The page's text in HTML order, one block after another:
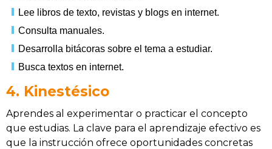
Lee libros de texto, revistas y blogs en internet.
Consulta manuales.
Desarrolla bitácoras sobre el tema a estudiar.
Busca textos en internet.
4. Kinestésico
Aprendes al experimentar o practicar el concepto
que estudias. La clave para el aprendizaje efectivo es
que la instrucción ofrece oportunidades concretas